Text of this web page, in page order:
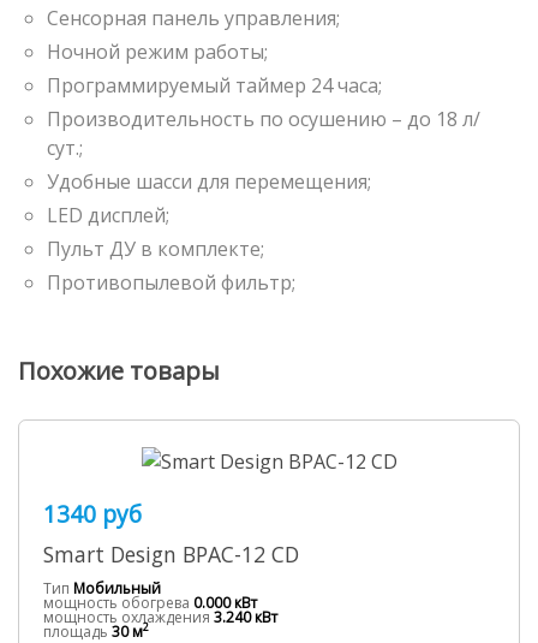
Сенсорная панель управления;
Ночной режим работы;
Программируемый таймер 24 часа;
Производительность по осушению – до 18 л/
сут.;
Удобные шасси для перемещения;
LED дисплей;
Пульт ДУ в комплекте;
Противопылевой фильтр;
Похожие товары
1340 руб
Smart Design BPAC-12 CD
Тип Мобильный
мощность обогрева 0.000 кВт
мощность охлаждения 3.240 кВт
площадь 30 м2